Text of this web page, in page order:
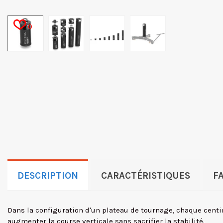
0
DESCRIPTION CARACTÉRISTIQUES
Dans la configuration d'un plateau de tournage, chaque
augmenter la course verticale sans sacrifier la stabilité.